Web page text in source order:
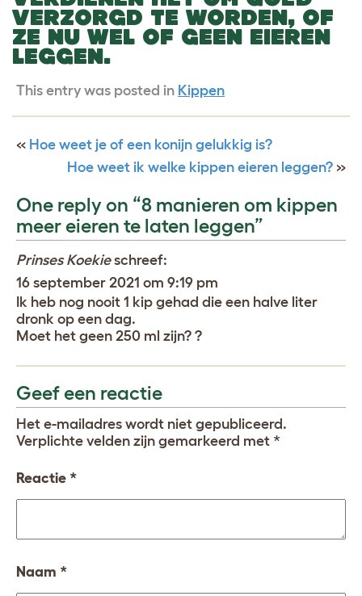
VERZORGD TE WORDEN, OF
ZE NU WEL OF GEEN EIEREN
LEGGEN.
This entry was posted in Kippen
« Hoe weet je of een konijn gelukkig is?
Hoe weet ik welke kippen eieren leggen? »
One reply on “8 manieren om kippen
meer eieren te laten leggen”
Prinses Koekie schreef:
16 september 2021 om 9:19 pm
Ik heb nog nooit 1 kip gehad die een halve liter
dronk op een dag.
Moet het geen 250 ml zijn? ?
Geef een reactie
Het e-mailadres wordt niet gepubliceerd.
Verplichte velden zijn gemarkeerd met *
Reactie *
Naam *